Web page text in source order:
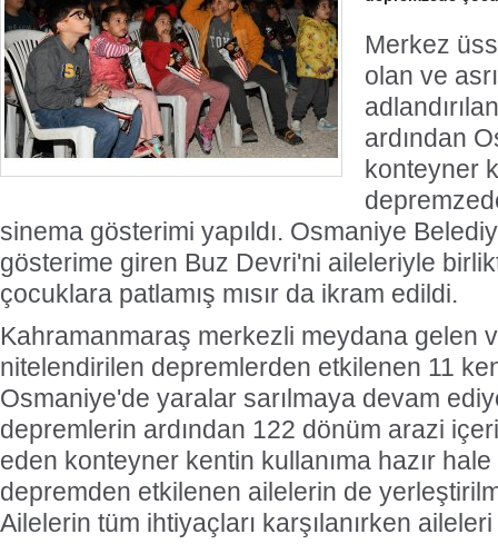
Merkez
olan ve
ardından
konteyner
sinema gösterimi yapıldı. Osmaniye
gösterime giren Buz Devri'ni aileleriyle
çocuklara patlamış mısır da ikram edildi.
Kahramanmaraş merkezli meydana gelen
nitelendirilen depremlerden etkilenen 11
Osmaniye'de yaralar sarılmaya devam
depremlerin ardından 122 dönüm arazi
eden konteyner kentin kullanıma hazır
depremden etkilenen ailelerin de
Ailelerin tüm ihtiyaçları karşılanırken